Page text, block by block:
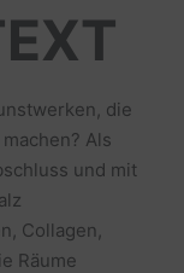
die
Als
und mit
Collagen,
Räume